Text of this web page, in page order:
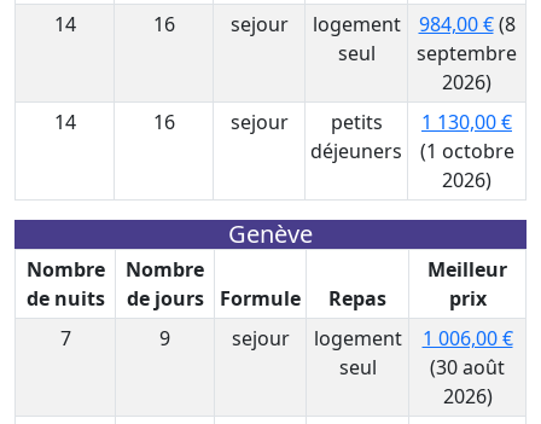
14
16 sejour
logement
seul
984,00 €(8
septembre
2026)
14
16 sejour
petits
déjeuners
1 130,00 €
(1 octobre
2026)
Genève
Nombre
de nuits
Nombre
de jours
Formule Repas
Meilleur
prix
7
9 sejour
logement
seul
1 006,00 €
(30 août
2026)